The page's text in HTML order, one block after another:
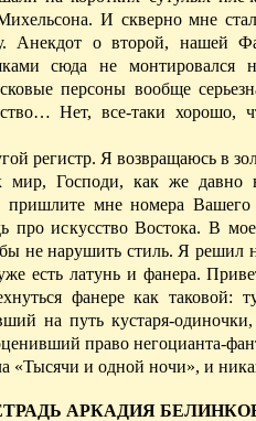
И скверно мне
Анекдот о второй, нашей
сюда не монтировался
персоны вообще
… Нет, все‑таки хорошо,
регистр. Я возвращаюсь в
мир, Господи, как же давно
пришлите мне номера
про искусство Востока. В
не нарушить стиль. Я решил
есть латунь и фанера.
фанере как таковой:
на путь
право
«Тысячи и одной ночи», и
АРКАДИЯ